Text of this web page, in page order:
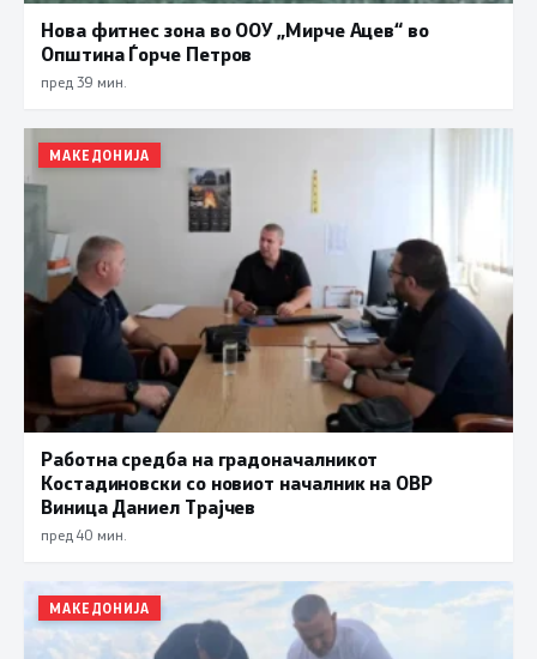
Нова фитнес зона во ООУ „Мирче Ацев“ во
Општина Ѓорче Петров
пред 39 мин.
МАКЕДОНИЈА
Работна средба на градоначалникот
Костадиновски со новиот началник на ОВР
Виница Даниел Трајчев
пред 40 мин.
МАКЕДОНИЈА